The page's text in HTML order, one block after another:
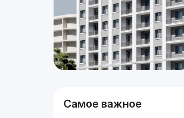
Самое важное